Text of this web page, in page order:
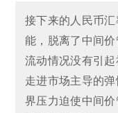
接下来的人民币
能，脱离了中间
流动情况没有引
走进市场主导的
界压力迫使中间